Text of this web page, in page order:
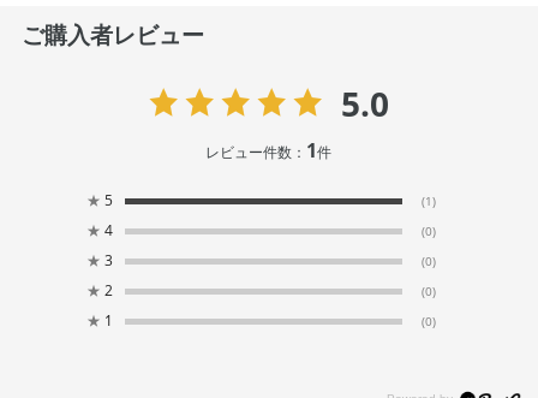
ご購入者レビュー
5.0
レビュー件数： 1件
★ 5 (1)
★ 4 (0)
★ 3 (0)
★ 2 (0)
★ 1 (0)